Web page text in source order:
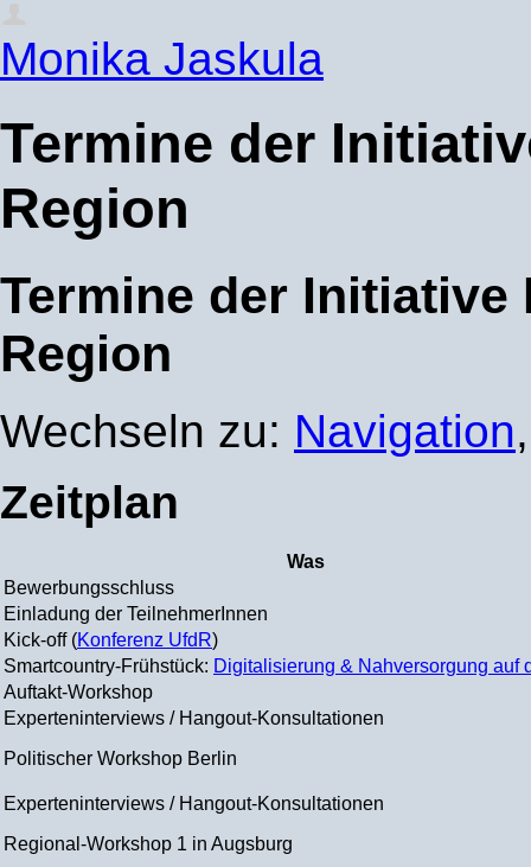
Monika Jaskula
Termine der
Region
Termine der Initiative
Region
Wechseln zu: Navigation
Zeitplan
Was
Bewerbungsschluss
Einladung der TeilnehmerInnen
Kick-off (Konferenz UfdR)
Smartcountry-Frühstück: Digitalisierung & Nahversorgung auf
Auftakt-Workshop
Experteninterviews / Hangout-Konsultationen
Politischer Workshop Berlin
Experteninterviews / Hangout-Konsultationen
Regional-Workshop 1 in Augsburg